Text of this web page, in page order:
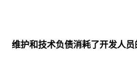
维护和技术负债消耗了开发人员